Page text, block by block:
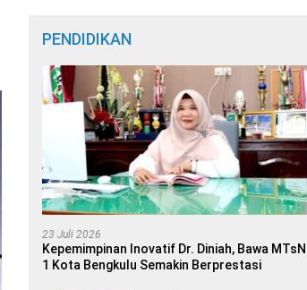
PENDIDIKAN
23 Juli 2026
Kepemimpinan Inovatif Dr. Diniah, Bawa MTsN
1 Kota Bengkulu Semakin Berprestasi